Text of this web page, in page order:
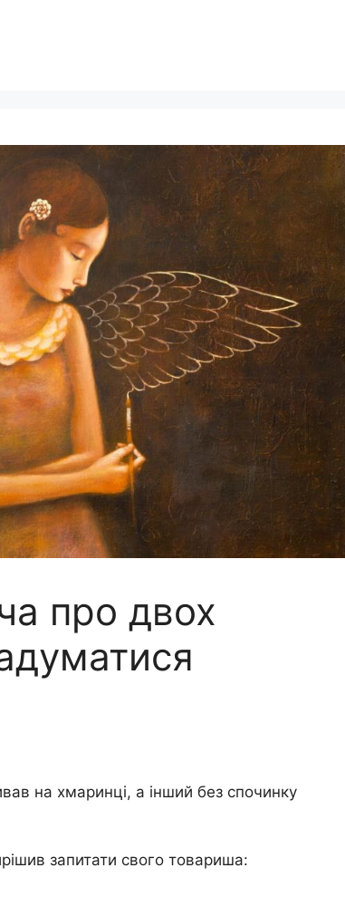
про двох
на хмаринці, а інший без спочинку
запитати свого товариша: